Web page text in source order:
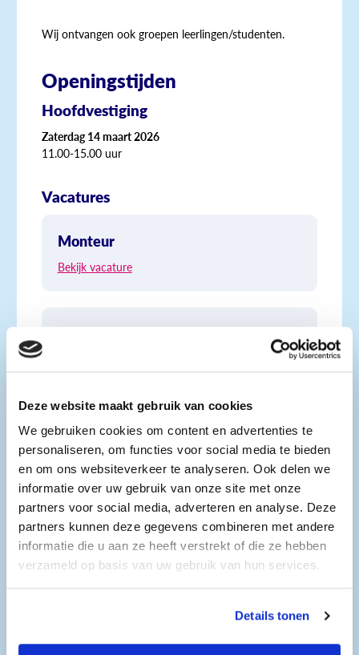
Deze website maakt gebruik van cookies
We gebruiken cookies om content en advertenties te
personaliseren, om functies voor social media te bieden
en om ons websiteverkeer te analyseren. Ook delen we
informatie over uw gebruik van onze site met onze
partners voor social media, adverteren en analyse. Deze
partners kunnen deze gegevens combineren met andere
informatie die u aan ze heeft verstrekt of die ze hebben
verzameld op basis van uw gebruik van hun services.
Details tonen
Wij ontvangen ook groepen leerlingen/studenten.
Openingstijden
Hoofdvestiging
Zaterdag 14 maart 2026
11.00-15.00 uur
Vacatures
Monteur
Bekijk vacature
Engineer machinebouw
Gegevens
Tel: 072-5320587
Website:https://trs-nl.com/
Hoofdvestiging